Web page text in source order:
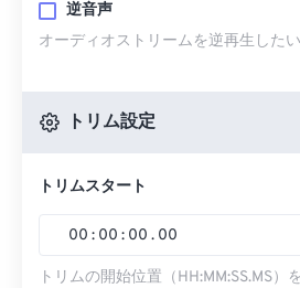
逆音声
オーディオストリームを逆再生した
トリム設定
トリムスタート
00 : 00 : 00 . 00
トリムの開始位置（HH:MM:SS.MS）